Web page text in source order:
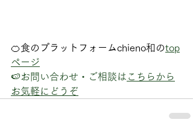
🍊食のプラットフォームchieno和のtop
ページ
🍉お問い合わせ・ご相談は こちらから
お気軽にどうぞ